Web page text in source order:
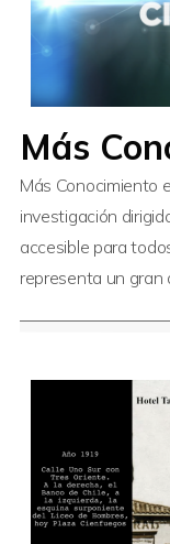
Más
Más Conocimiento
investigación
accesible para
representa un gran